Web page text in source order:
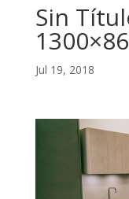
Sin
Jul 19, 2018